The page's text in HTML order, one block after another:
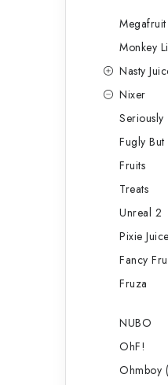
Megafruit
Monkey
Nasty
Nixer
Seriously
Fugly
Fruits
Treats
Unreal 2
Pixie Juice
Fancy
Fruza
NUBO
OhF!
Ohmboy